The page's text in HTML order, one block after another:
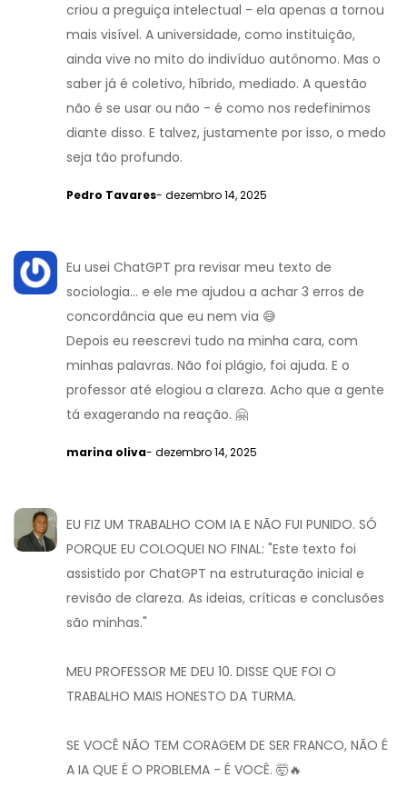
criou a preguiça intelectual - ela apenas a tornou
mais visível. A universidade, como instituição,
ainda vive no mito do indivíduo autônomo. Mas o
saber já é coletivo, híbrido, mediado. A questão
não é se usar ou não - é como nos redefinimos
diante disso. E talvez, justamente por isso, o medo
seja tão profundo.
Pedro Tavares- dezembro 14, 2025
Eu usei ChatGPT pra revisar meu texto de
sociologia… e ele me ajudou a achar 3 erros de
concordância que eu nem via 😅
Depois eu reescrevi tudo na minha cara, com
minhas palavras. Não foi plágio, foi ajuda. E o
professor até elogiou a clareza. Acho que a gente
tá exagerando na reação. 🤗
marina oliva- dezembro 14, 2025
EU FIZ UM TRABALHO COM IA E NÃO FUI PUNIDO. SÓ
PORQUE EU COLOQUEI NO FINAL: "Este texto foi
assistido por ChatGPT na estruturação inicial e
revisão de clareza. As ideias, críticas e conclusões
são minhas."
MEU PROFESSOR ME DEU 10. DISSE QUE FOI O
TRABALHO MAIS HONESTO DA TURMA.
SE VOCÊ NÃO TEM CORAGEM DE SER FRANCO, NÃO É
A IA QUE É O PROBLEMA - É VOCÊ. 🤯🔥